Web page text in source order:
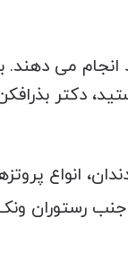
انجام می
دکتر
انواع
رستوران